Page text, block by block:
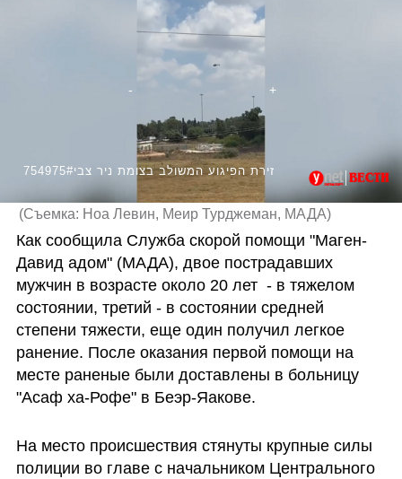
754975#זירת הפיגוע המשולב בצומת ניר צבי
(Съемка: Ноа Левин, Меир Турджеман, МАДА)
Как сообщила Служба скорой помощи "Маген-
Давид адом" (МАДА), двое пострадавших
мужчин в возрасте около 20 лет  - в тяжелом
состоянии, третий - в состоянии средней
степени тяжести, еще один получил легкое
ранение. После оказания первой помощи на
месте раненые были доставлены в больницу
"Асаф ха-Рофе" в Беэр-Яакове.
На место происшествия стянуты крупные силы
полиции во главе с начальником Центрального